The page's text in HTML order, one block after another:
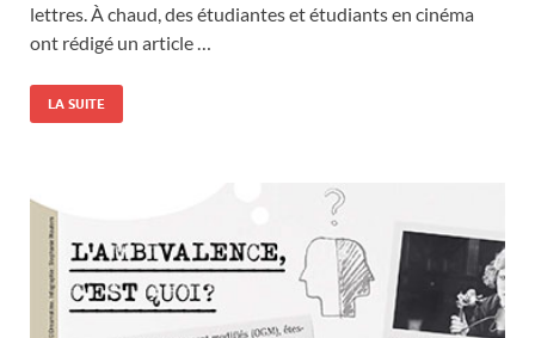
lettres. À chaud, des étudiantes et étudiants en cinéma
ont rédigé un article …
LA SUITE